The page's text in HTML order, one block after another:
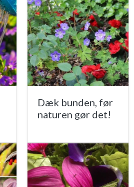
Dæk bunden, før
naturen gør det!